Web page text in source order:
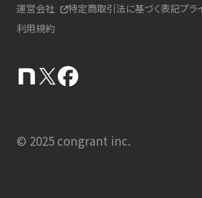
運営会社 特定商取引法に基づく表記プラ
利用規約
© 2025 congrant inc.